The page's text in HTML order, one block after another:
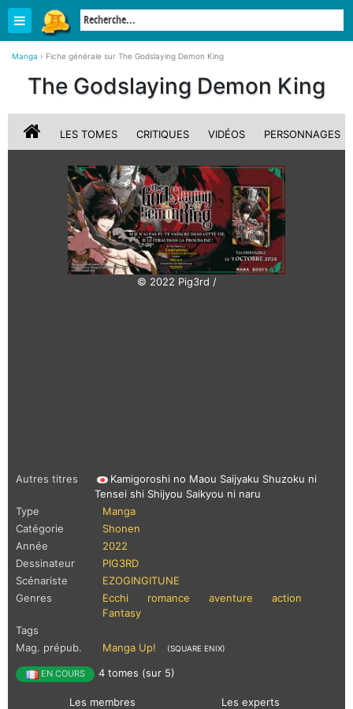
Manga › Fiche générale sur The Godslaying Demon King
The Godslaying Demon King
LES TOMES CRITIQUES VIDÉOS PERSONNAGES
© 2022 Pig3rd /
Autres titres
Kamigoroshi no Maou Saijyaku Shuzoku ni
Tensei shi Shijyou Saikyou ni naru
Type
Manga
Catégorie
Shonen
Année
2022
Dessinateur
PIG3RD
Scénariste
EZOGINGITUNE
Genres
Ecchi romance aventure
action
Fantasy
Tags
Mag. prépub.
Manga Up! (SQUARE ENIX)
EN COURS 4 tomes (sur 5)
Les membres Les experts